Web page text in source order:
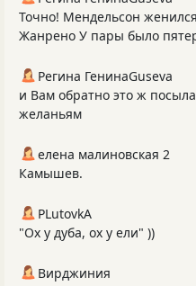
Точно! Мендельсон
Жанрено У пары было
Регина ГенинаGuseva
и Вам обратно это ж
желаньям
елена малиновская 2
Камышев.
PLutоvkА
"Ох у дуба, ох у ели" ))
Вирджиния